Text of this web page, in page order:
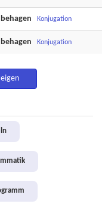
behagen Konjugation
behagen Konjugation